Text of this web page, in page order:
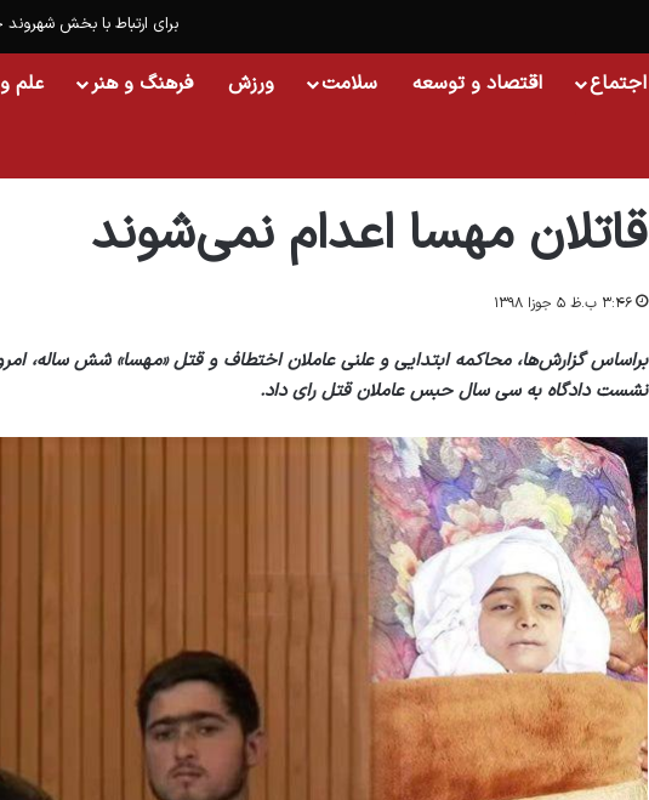
برای ارتباط با بخش شهروند
اجتماع اقتصاد و توسعه سلامت ورزش فرهنگ و هنر علم
قاتلان مهسا اعدام نمی‌شوند
۳:۴۶ ب.ظ ۵ جوزا ۱۳۹۸
براساس گزارش‌‏ها، محاکمه‌ ابتدایی و علنی عاملان اختطاف و قتل «مهسا» شش ساله،
نشست دادگاه به سی سال حبس عاملان قتل رای داد.